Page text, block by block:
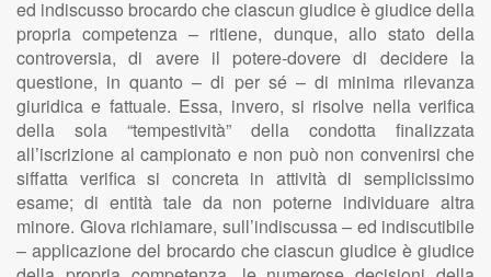
ed indiscusso brocardo che ciascun giudice è giudice della
propria competenza – ritiene, dunque, allo stato della
controversia, di avere il potere-dovere di decidere la
questione, in quanto – di per sé – di minima rilevanza
giuridica e fattuale. Essa, invero, si risolve nella verifica
della sola “tempestività” della condotta finalizzata
all’iscrizione al campionato e non può non convenirsi che
siffatta verifica si concreta in attività di semplicissimo
esame; di entità tale da non poterne individuare altra
minore. Giova richiamare, sull’indiscussa – ed indiscutibile
– applicazione del brocardo che ciascun giudice è giudice